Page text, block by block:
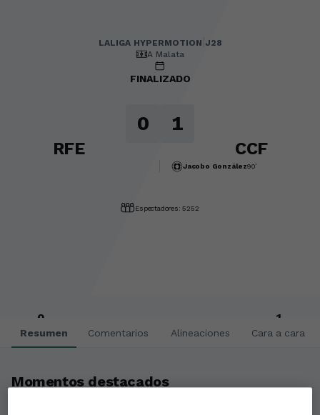
LALIGA HYPERMOTION J28
A Malata
FINALIZADO
RFE
0 1
CCF
90’
Jacobo González
Espectadores: 5252
0 1
Resumen Comentarios Alineaciones Cara a cara
Momentos destacados